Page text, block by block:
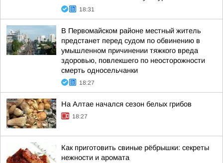
18:31
В Первомайском районе местный житель
предстанет перед судом по обвинению в
умышленном причинении тяжкого вреда
здоровью, повлекшего по неосторожности
смерть односельчанки
18:27
На Алтае начался сезон белых грибов
18:27
Как приготовить свиные рёбрышки: секреты
нежности и аромата